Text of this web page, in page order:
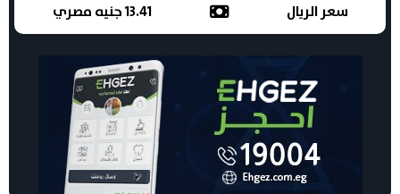
سعر الريال 13.41 جنيه مصري